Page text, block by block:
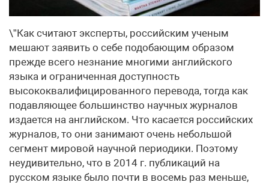
\”Как считают эксперты, российским ученым
мешают заявить о себе подобающим образом
прежде всего незнание многими английского
языка и ограниченная доступность
высококвалифицированного перевода, тогда как
подавляющее большинство научных журналов
издается на английском. Что касается российских
журналов, то они занимают очень небольшой
сегмент мировой научной периодики. Поэтому
неудивительно, что в 2014 г. публикаций на
русском языке было почти в восемь раз меньше,